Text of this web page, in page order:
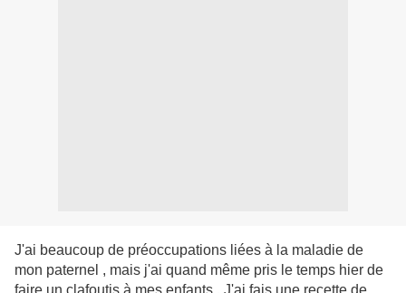
J'ai beaucoup de préoccupations liées à la maladie de
mon paternel , mais j'ai quand même pris le temps hier de